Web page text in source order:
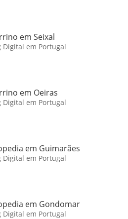
em Seixal
em Portugal
em Oeiras
em Portugal
em Guimarães
em Portugal
em Gondomar
em Portugal